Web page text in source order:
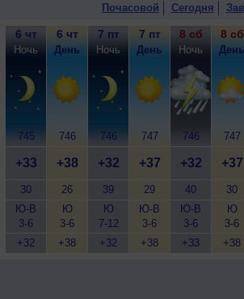
Почасовой Сегодня
6 чт
Ночь
745
+33
30
Ю-В
3-6
+32
6 чт
День
746
+38
26
Ю
3-6
+38
7 пт
Ночь
746
+32
39
Ю
7-12
+32
7 пт
День
747
+37
29
Ю-В
3-6
+38
8 сб
Ночь
746
+32
40
Ю-В
3-6
+33
8 сб
День
747
+37
30
Ю
3-6
+38